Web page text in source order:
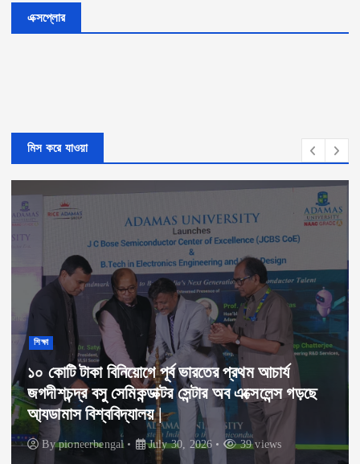
এক্সপ্লোর
মিস করে যাওয়া
শিক্ষা
১০ কোটি টাকা বিনিয়োগে পূর্ব ভারতের প্রথম আচার্য
জগদীশচন্দ্র বসু সেমিকন্ডাক্টর সেন্টার অব এক্সেলেন্স গড়ছে
আ্যডামাস বিশ্ববিদ্যালয় |
Bypioneerbengal July 30, 2026 39 views